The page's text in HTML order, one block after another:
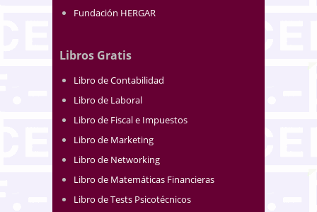
Fundación HERGAR
Libros Gratis
Libro de Contabilidad
Libro de Laboral
Libro de Fiscal e Impuestos
Libro de Marketing
Libro de Networking
Libro de Matemáticas Financieras
Libro de Tests Psicotécnicos